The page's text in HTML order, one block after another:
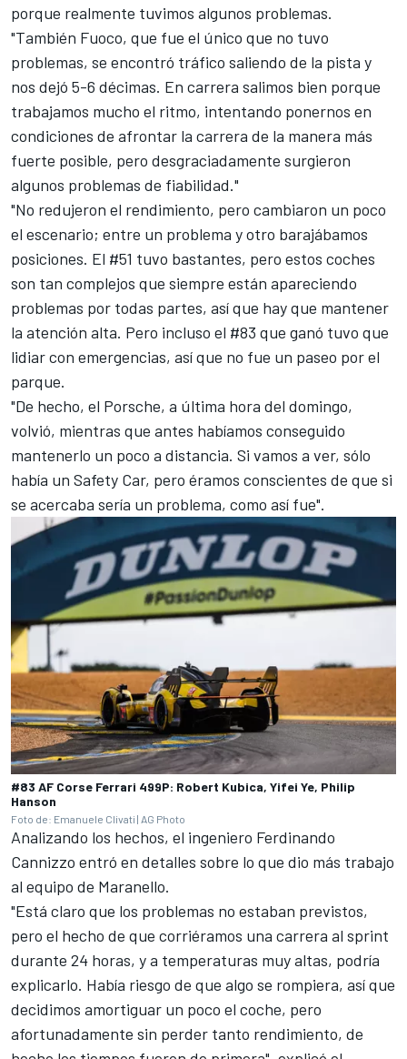
porque realmente tuvimos algunos problemas.
"También Fuoco, que fue el único que no tuvo
problemas, se encontró tráfico saliendo de la pista y
nos dejó 5-6 décimas. En carrera salimos bien porque
trabajamos mucho el ritmo, intentando ponernos en
condiciones de afrontar la carrera de la manera más
fuerte posible, pero desgraciadamente surgieron
algunos problemas de fiabilidad."
"No redujeron el rendimiento, pero cambiaron un poco
el escenario; entre un problema y otro barajábamos
posiciones. El #51 tuvo bastantes, pero estos coches
son tan complejos que siempre están apareciendo
problemas por todas partes, así que hay que mantener
la atención alta. Pero incluso el #83 que ganó tuvo que
lidiar con emergencias, así que no fue un paseo por el
parque.
"De hecho, el Porsche, a última hora del domingo,
volvió, mientras que antes habíamos conseguido
mantenerlo un poco a distancia. Si vamos a ver, sólo
había un Safety Car, pero éramos conscientes de que si
se acercaba sería un problema, como así fue".
#83 AF Corse Ferrari 499P: Robert Kubica, Yifei Ye, Philip
Hanson
Foto de: Emanuele Clivati | AG Photo
Analizando los hechos, el ingeniero Ferdinando
Cannizzo entró en detalles sobre lo que dio más trabajo
al equipo de Maranello.
"Está claro que los problemas no estaban previstos,
pero el hecho de que corriéramos una carrera al sprint
durante 24 horas, y a temperaturas muy altas, podría
explicarlo. Había riesgo de que algo se rompiera, así que
decidimos amortiguar un poco el coche, pero
afortunadamente sin perder tanto rendimiento, de